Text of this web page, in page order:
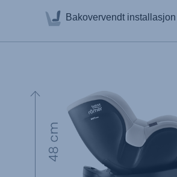
Bakovervendt installasjon